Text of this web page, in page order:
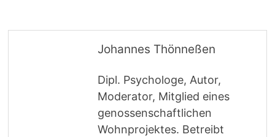
Johannes Thönneßen
Dipl. Psychologe, Autor,
Moderator, Mitglied eines
genossenschaftlichen
Wohnprojektes. Betreibt